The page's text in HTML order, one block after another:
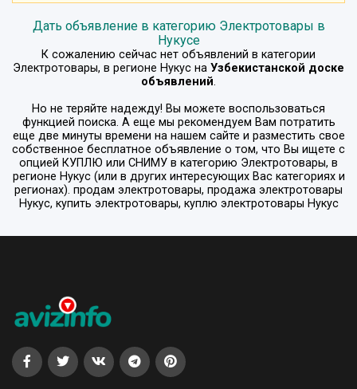
Дать объявление в категорию Электротовары в
Нукусе
К сожалению сейчас нет объявлений в категории
Электротовары, в регионе Нукус на Узбекистанской доске
объявлений.
Но не теряйте надежду! Вы можете воспользоваться
функцией поиска. А еще мы рекомендуем Вам потратить
еще две минуты времени на нашем сайте и разместить свое
собственное бесплатное объявление о том, что Вы ищете с
опцией КУПЛЮ или СНИМУ в категорию Электротовары, в
регионе Нукус(или в других интересующих Вас категориях и
регионах). продам электротовары, продажа электротовары
Нукус, купить электротовары, куплю электротовары Нукус